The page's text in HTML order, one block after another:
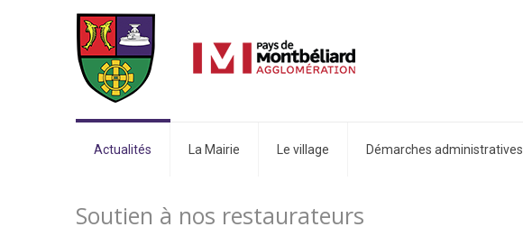
Actualités La Mairie Le village Démarches administratives
Soutien à nos restaurateurs